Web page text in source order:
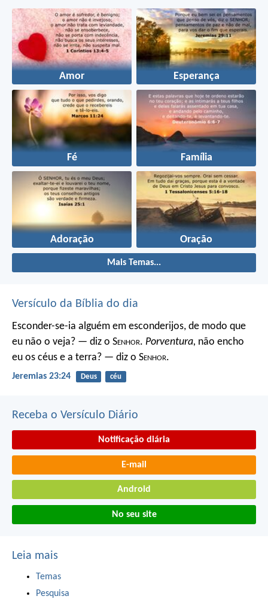
Amor Esperança
Fé Família
Adoração Oração
Mais Temas...
Versículo da Bíblia do dia
Esconder-se-ia alguém em esconderijos, de modo que
eu não o veja? — diz o Senhor. Porventura, não encho
eu os céus e a terra? — diz o Senhor.
Jeremias 23:24 Deus céu
Receba o Versículo Diário
Notificação diária
E-mail
Android
No seu site
Leia mais
Temas
Pesquisa